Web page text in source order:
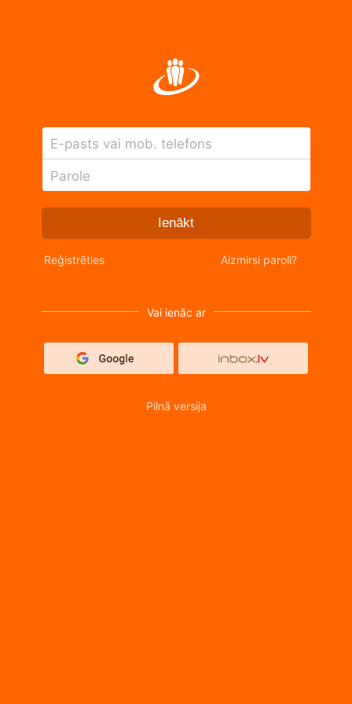
E-pasts vai mob. telefons
Parole
Ienākt
Reģistrēties Aizmirsi paroli?
Vai ienāc ar
Pilnā versija